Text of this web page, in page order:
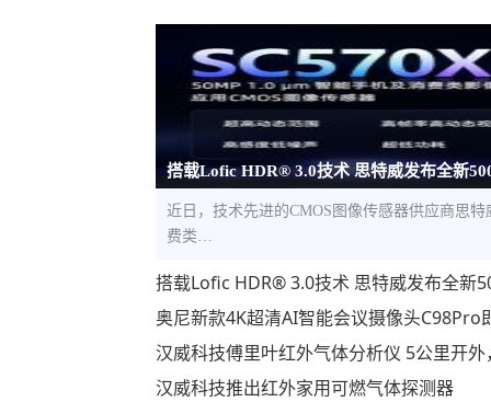
搭载Lofic HDR® 3.0技术 思特威发布全新
近日，技术先进的CMOS图像传感器供应商思特
费类…
搭载Lofic HDR® 3.0技术 思特威发布全新
奥尼新款4K超清AI智能会议摄像头C98Pro
汉威科技傅里叶红外气体分析仪 5公里开
汉威科技推出红外家用可燃气体探测器